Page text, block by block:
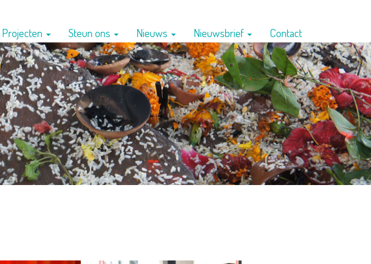
Projecten Steun ons Nieuws Nieuwsbrief Contact